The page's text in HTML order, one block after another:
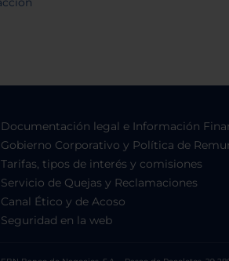
Documentación legal e Información
Gobierno Corporativo y Política de
Tarifas, tipos de interés y comisiones
Servicio de Quejas y Reclamaciones
Canal Ético y de Acoso
Seguridad en la web